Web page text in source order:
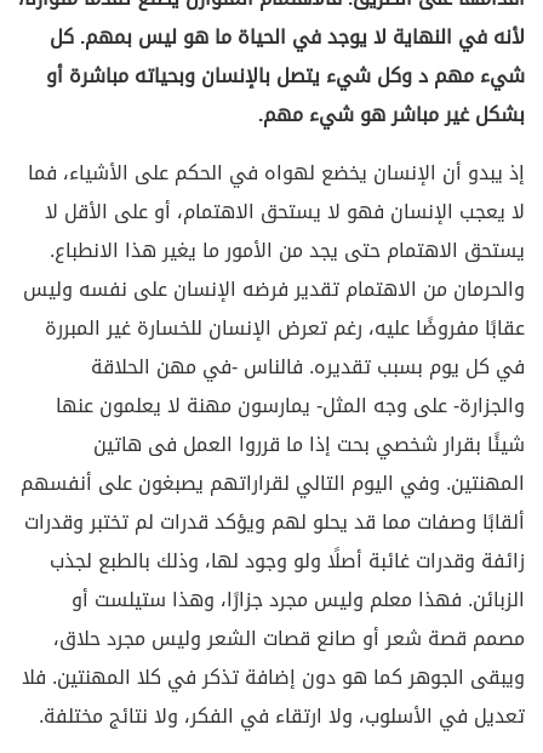
لأنه في النهاية لا يوجد في الحياة ما هو ليس بمهم. كل
شيء مهم د وكل شيء يتصل بالإنسان وبحياته مباشرة أو
بشكل غير مباشر هو شيء مهم.
إذ يبدو أن الإنسان يخضع لهواه في الحكم على الأشياء، فما
لا يعجب الإنسان فهو لا يستحق الاهتمام، أو على الأقل لا
يستحق الاهتمام حتى يجد من الأمور ما يغير هذا الانطباع.
والحرمان من الاهتمام تقدير فرضه الإنسان على نفسه وليس
عقابًا مفروضًا عليه، رغم تعرض الإنسان للخسارة غير المبررة
في كل يوم بسبب تقديره. فالناس -في مهن الحلاقة
والجزارة- على وجه المثل- يمارسون مهنة لا يعلمون عنها
شيئًا بقرار شخصي بحت إذا ما قرروا العمل فى هاتين
المهنتين. وفي اليوم التالي لقراراتهم يصبغون على أنفسهم
ألقابًا وصفات مما قد يحلو لهم ويؤكد قدرات لم تختبر وقدرات
زائفة وقدرات غائبة أصلًا ولو وجود لها، وذلك بالطبع لجذب
الزبائن. فهذا معلم وليس مجرد جزارًا، وهذا ستيلست أو
مصمم قصة شعر أو صانع قصات الشعر وليس مجرد حلاق،
ويبقى الجوهر كما هو دون إضافة تذكر في كلا المهنتين. فلا
تعديل في الأسلوب، ولا ارتقاء في الفكر، ولا نتائج مختلفة.